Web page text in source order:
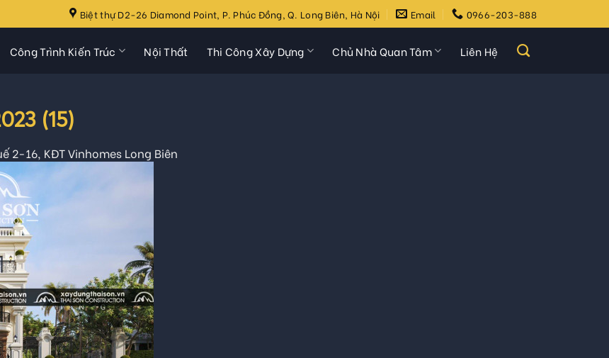
Biệt thự D2-26 Diamond Point, P. Phúc Đồng, Q. Long Biên, Hà Nội Email 0966-203-888
Công Trình Kiến Trúc Nội Thất Thi Công Xây Dựng Chủ Nhà Quan Tâm Liên Hệ
(15)
2-16, KĐT Vinhomes Long Biên